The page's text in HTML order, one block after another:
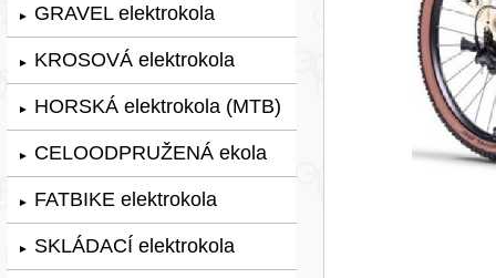
► GRAVEL elektrokola
► KROSOVÁ elektrokola
► HORSKÁ elektrokola (MTB)
► CELOODPRUŽENÁ ekola
► FATBIKE elektrokola
► SKLÁDACÍ elektrokola